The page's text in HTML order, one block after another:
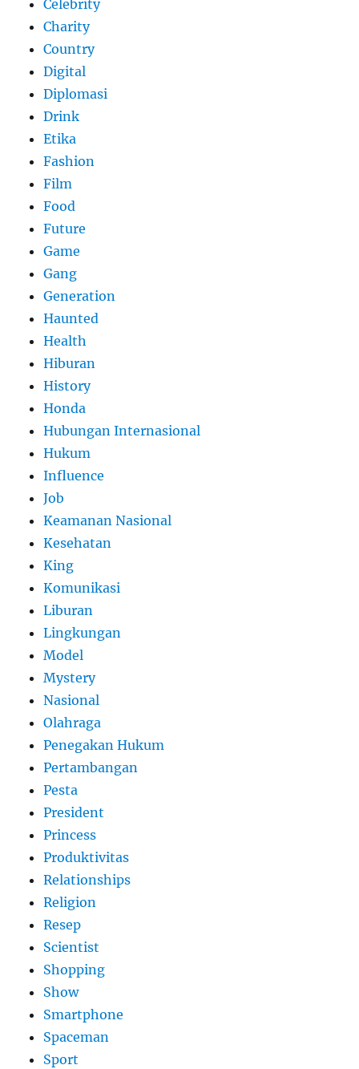
Celebrity
Charity
Country
Digital
Diplomasi
Drink
Etika
Fashion
Film
Food
Future
Game
Gang
Generation
Haunted
Health
Hiburan
History
Honda
Hubungan Internasional
Hukum
Influence
Job
Keamanan Nasional
Kesehatan
King
Komunikasi
Liburan
Lingkungan
Model
Mystery
Nasional
Olahraga
Penegakan Hukum
Pertambangan
Pesta
President
Princess
Produktivitas
Relationships
Religion
Resep
Scientist
Shopping
Show
Smartphone
Spaceman
Sport